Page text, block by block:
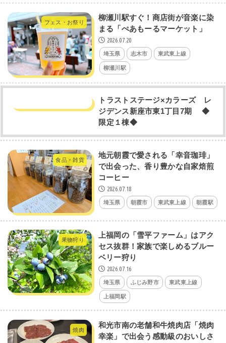
フェス・お祭り
柳瀬川駅すぐ！商店街が音楽に染
まる「ぺあもーるマーケット」
2026.07.20
埼玉県 志木市 東武東上線
柳瀬川駅
トラストステージ×カラーズ レ
ジデンス新座市東1丁目7期 ◆
限定１棟◆
食品・雑貨
地元朝霞で愛される「幸音珈琲」
で出会った、香り豊かな自家焙煎
コーヒー
2026.07.18
埼玉県 朝霞市 東武東上線 朝霞駅
果物狩り
上福岡の「雪平ファーム」はアク
セス抜群！家族で楽しめるブルー
ベリー狩り
2026.07.16
埼玉県 ふじみ野市 東武東上線
上福岡駅
焼肉
和光市南の老舗和牛焼肉店「焼肉
幸楽」で出会う感動級のおいしさ